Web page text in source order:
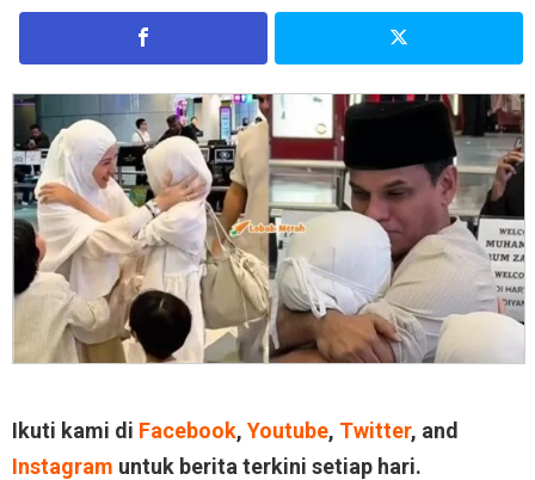
Ikuti kami di Facebook, Youtube, Twitter, and
Instagram untuk berita terkini setiap hari.